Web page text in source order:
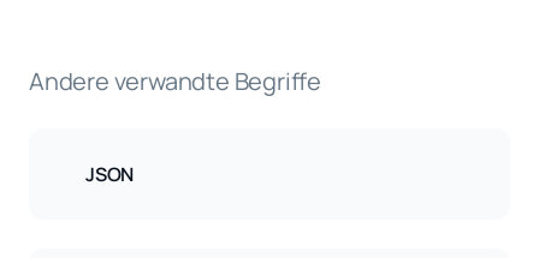
Andere verwandte Begriffe
JSON